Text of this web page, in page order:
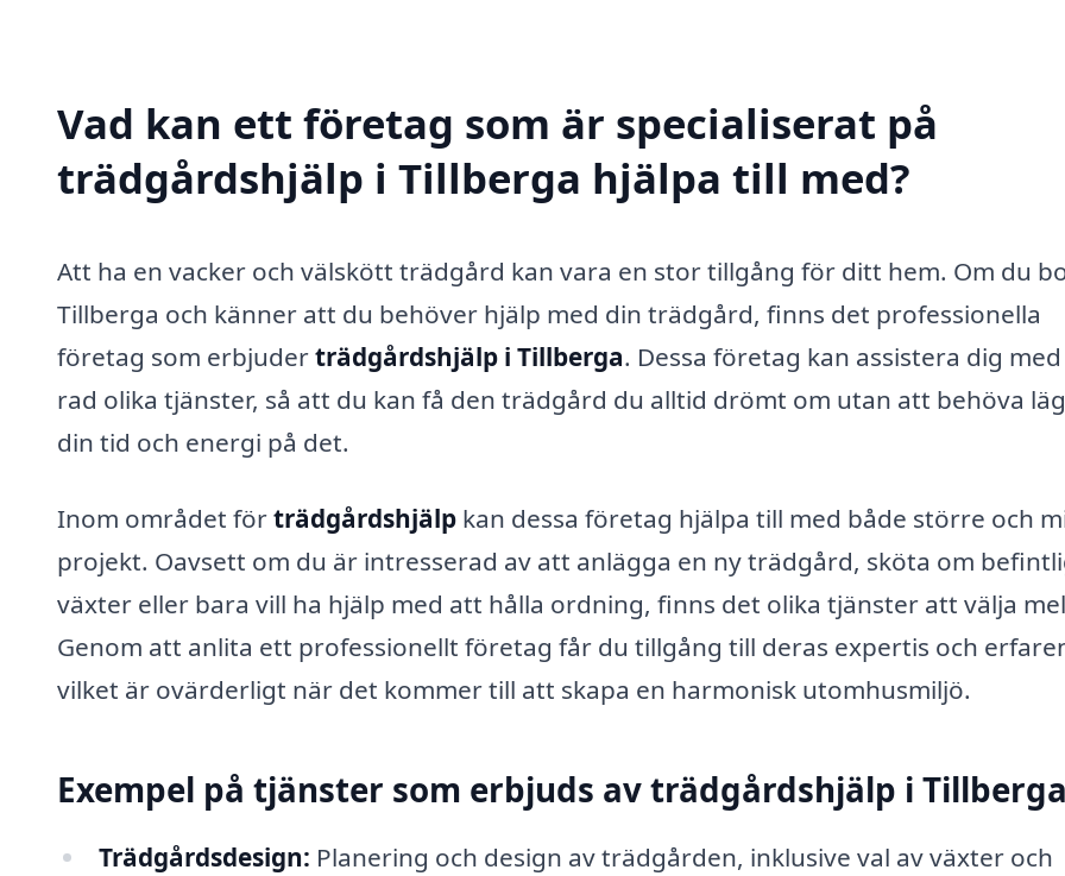
Vad kan ett företag som är specialiserat på
trädgårdshjälp i Tillberga hjälpa till med?
Att ha en vacker och välskött trädgård kan vara en stor tillgång för ditt hem. Om du
Tillberga och känner att du behöver hjälp med din trädgård, finns det professionella
företag som erbjuderträdgårdshjälp i Tillberga. Dessa företag kan assistera dig
rad olika tjänster, så att du kan få den trädgård du alltid drömt om utan att behöva
din tid och energi på det.
Inom området förträdgårdshjälp kan dessa företag hjälpa till med både större och
projekt. Oavsett om du är intresserad av att anlägga en ny trädgård, sköta om
växter eller bara vill ha hjälp med att hålla ordning, finns det olika tjänster att välja
Genom att anlita ett professionellt företag får du tillgång till deras expertis och
vilket är ovärderligt när det kommer till att skapa en harmonisk utomhusmiljö.
Exempel på tjänster som erbjuds av trädgårdshjälp i Tillberga
Trädgårdsdesign: Planering och design av trädgården, inklusive val av växter och